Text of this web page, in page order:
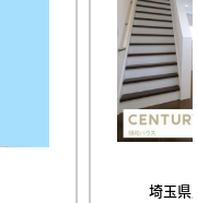
埼玉県